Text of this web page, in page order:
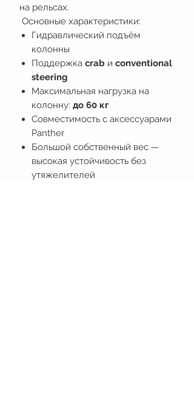
на рельсах.
Основные характеристики:
Гидравлический подъём
колонны
Поддержка crab и conventional
steering
Максимальная нагрузка на
колонну: до 60 кг
Совместимость с аксессуарами
Panther
Большой собственный вес —
высокая устойчивость без
утяжелителей